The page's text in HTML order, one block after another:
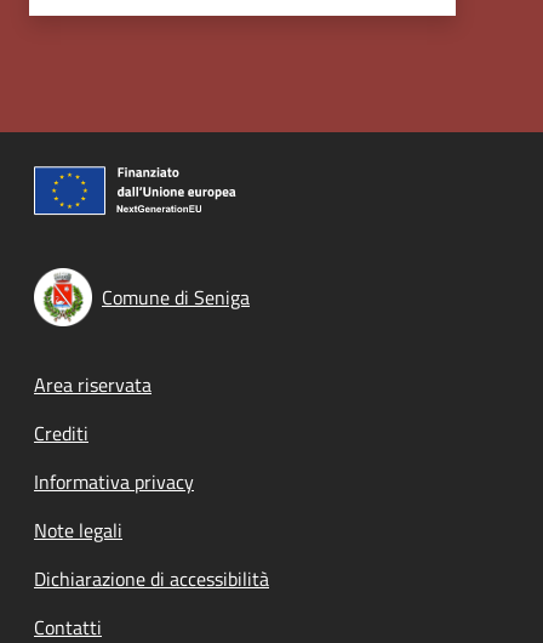
Comune di Seniga
Footer menu
Area riservata
Crediti
Informativa privacy
Note legali
Dichiarazione di accessibilità
Contatti